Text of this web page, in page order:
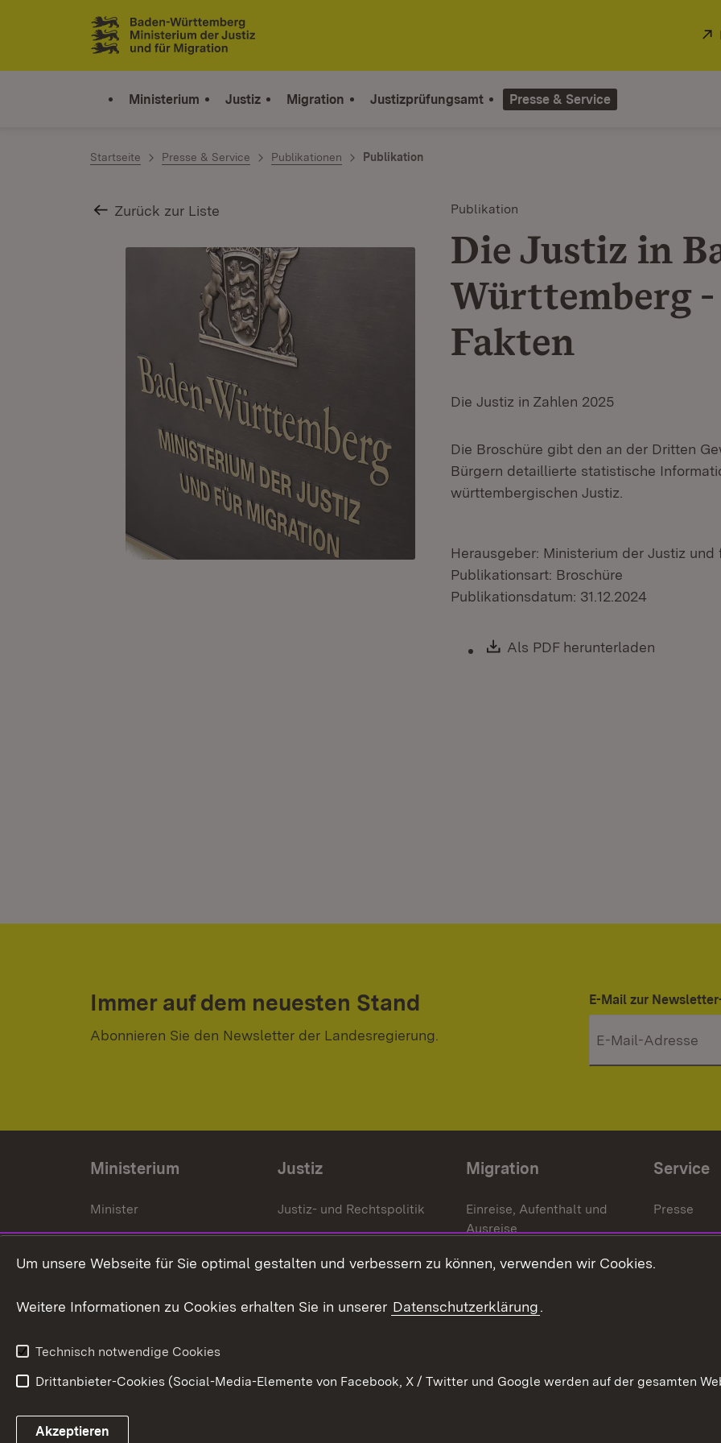
Zum Inhalt springen
Link zur Startseite
Ministerium Justiz Migration Justizprüfungsamt Presse & Service
Startseite Presse & Service Publikationen Publikation
Zurück zur Liste Publikation
Die Justiz in
Württemberg -
Fakten
Die Justiz in Zahlen 2025
Die Broschüre gibt den an der Dritten
Bürgern detaillierte statistische
württembergischen Justiz.
Herausgeber: Ministerium der Justiz und
Publikationsart: Broschüre
Publikationsdatum: 31.12.2024
Download:
Als PDF herunterladen
Immer auf dem neuesten Stand
Abonnieren Sie den Newsletter der Landesregierung.
E-Mail zur
Ministerium
Minister
Staatssekrektär
Ministerialdirektorin
Organigramm
Justiz
Justiz- und Rechtspolitik
Gerichte und
Staatsanwaltschaften
Migration
Einreise, Aufenthalt und
Ausreise
Asylbewerber und
Erlasse und
Service
Presse
Link zum Landesportal
Um unsere Webseite für Sie optimal gestalten und verbessern zu können, verwenden wir Cookies.
Weitere Informationen zu Cookies erhalten Sie in unserer Datenschutzerklärung.
Technisch notwendige Cookies
Drittanbieter-Cookies (Social-Media-Elemente von Facebook, X / Twitter und Google werden auf der gesamten
Akzeptieren